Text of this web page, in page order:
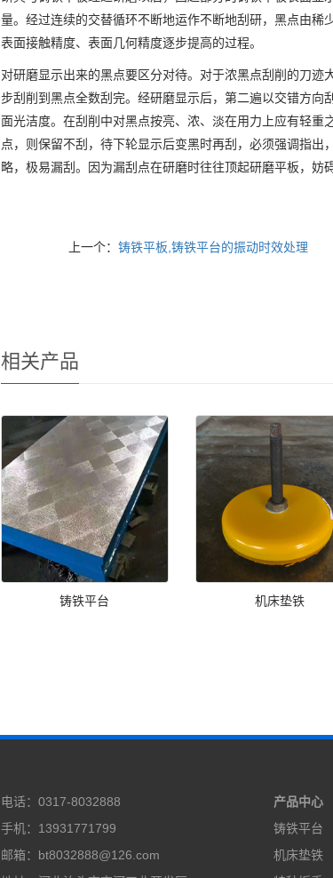
量。经过连续的交替循环不断地运作不断地刮研，黑点由稀
表面接触精度、表面几何精度逐步提高的过程。
对研磨显示出来的黑点要区分对待。对于浓黑点刮削的刀
步刮削到黑点全数刮完。经研磨显示后，第二遍以交错方
面光洁度。在刮削中对黑点按亮、浓、淡在用力上应有轻
点，则保留不刮，待下轮显示后变黑时再刮，必须强调指
略，极易漏刮。因为漏刮点在研磨时往往顶起研磨平板，妨
上一个：铸铁平板,铸铁平台的振动时效处理
相关产品
铸铁平台 机床垫铁
电话：0317-8032888
手机：13931771799
邮箱：bt8032888@126.com
产品中心
铸铁平台
机床垫铁